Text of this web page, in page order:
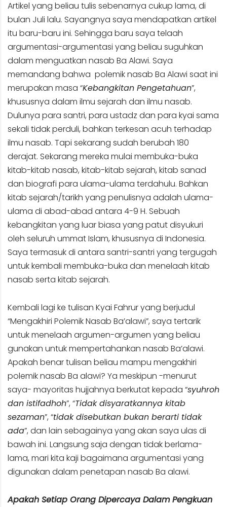
Artikel yang beliau tulis sebenarnya cukup lama, di
bulan Juli lalu. Sayangnya saya mendapatkan artikel
itu baru-baru ini. Sehingga baru saya telaah
argumentasi-argumentasi yang beliau suguhkan
dalam menguatkan nasab Ba Alawi. Saya
memandang bahwa polemik nasab Ba Alawi saat ini
merupakan masa “Kebangkitan Pengetahuan”,
khususnya dalam ilmu sejarah dan ilmu nasab.
Dulunya para santri, para ustadz dan para kyai sama
sekali tidak perduli, bahkan terkesan acuh terhadap
ilmu nasab. Tapi sekarang sudah berubah 180
derajat. Sekarang mereka mulai membuka-buka
kitab-kitab nasab, kitab-kitab sejarah, kitab sanad
dan biografi para ulama-ulama terdahulu. Bahkan
kitab sejarah/tarikh yang penulisnya adalah ulama-
ulama di abad-abad antara 4-9 H. Sebuah
kebangkitan yang luar biasa yang patut disyukuri
oleh seluruh ummat Islam, khususnya di Indonesia.
Saya termasuk di antara santri-santri yang tergugah
untuk kembali membuka-buka dan menelaah kitab
nasab serta kitab sejarah.
Kembali lagi ke tulisan Kyai Fahrur yang berjudul
“Mengakhiri Polemik Nasab Ba’alawi”, saya tertarik
untuk menelaah argumen-argumen yang beliau
gunakan untuk mempertahankan nasab Ba’alawi.
Apakah benar tulisan beliau mampu mengakhiri
polemik nasab Ba alawi? Ya meskipun -menurut
saya- mayoritas hujjahnya berkutat kepada “syuhroh
dan istifadhoh”, “Tidak disyaratkannya kitab
sezaman”, “tidak disebutkan bukan berarti tidak
ada”, dan lain sebagainya yang akan saya ulas di
bawah ini. Langsung saja dengan tidak berlama-
lama, mari kita kaji bagaimana argumentasi yang
digunakan dalam penetapan nasab Ba alawi.
Apakah Setiap Orang Dipercaya Dalam Pengkuan